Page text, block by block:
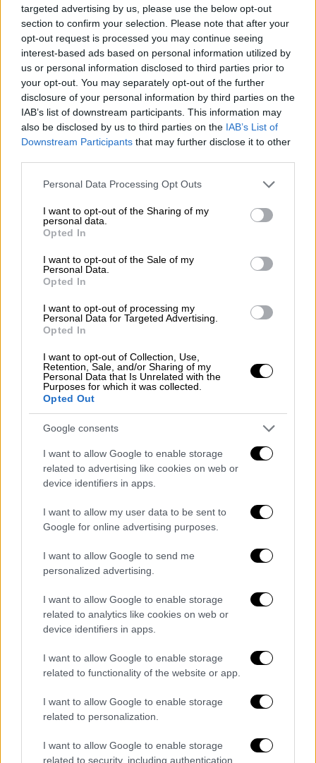
targeted advertising by us, please use the below opt-out
section to confirm your selection. Please note that after your
opt-out request is processed you may continue seeing
interest-based ads based on personal information utilized by
us or personal information disclosed to third parties prior to
your opt-out. You may separately opt-out of the further
disclosure of your personal information by third parties on the
IAB’s list of downstream participants. This information may
also be disclosed by us to third parties on the IAB’s List of
Downstream Participants that may further disclose it to other
Please note that this website/app uses one or more Google
not limited to your visit or usage behaviour. You may click to
grant or deny consent to Google and its third-party tags to
use your data for below specified purposes in below Google
consent section.
Personal Data Processing Opt Outs
I want to opt-out of the Sharing of my
personal data.
Opted In
I want to opt-out of the Sale of my
Personal Data.
Opted In
I want to opt-out of processing my
Personal Data for Targeted Advertising.
Opted In
I want to opt-out of Collection, Use,
Retention, Sale, and/or Sharing of my
Personal Data that Is Unrelated with the
Purposes for which it was collected.
Opted Out
Google consents
I want to allow Google to enable storage
related to advertising like cookies on web or
device identifiers in apps.
I want to allow my user data to be sent to
Google for online advertising purposes.
I want to allow Google to send me
personalized advertising.
I want to allow Google to enable storage
related to analytics like cookies on web or
device identifiers in apps.
I want to allow Google to enable storage
related to functionality of the website or app.
I want to allow Google to enable storage
related to personalization.
I want to allow Google to enable storage
related to security, including authentication
Σινεμά |14.06.2025 16:35
Athens Pride: Queer ταινίες και
σειρές που αξίζουν την προσοχή σας
Μια γυναίκα με σκοτεινό παρελθόν
διεισδύει σε μια εγκληματική οργάνωση με
σχεδιάστηκε. Οι ρόλοι μπερδεύονται, οι
πιστοί αποδεικνύονται προδότες και η ίδια
παγιδεύεται ανάμεσα σε δύο κόσμους —
γίνονται θανάσιμες, αναγκάζεται να διαλέξει
πλευρά: Θα παραμείνει πράκτορας ή θα
μετατραπεί σε κάτι άλλο;
Στα τέλη της δεκαετίας του ’90
αποστολή με υψηλό ρίσκο: να διεισδύσει
στην οργάνωση ΕΤΑ, υιοθετώντας την
ψεύτικη ταυτότητα της Αράντσα Μπεραδρέ.
Ως μόλις 20 ετών, καταφέρνει να
κοινότητα, παρουσιάζοντας τον εαυτό της
ως μέλος του Κινήματος Αντιρρησιών
Γίνεται η μοναδική γυναίκα που συγκατοικεί
κρίσιμες πληροφορίες. Καθώς η αποστολή
της προχωρά, εκείνη αντιμετωπίζει τον
κίνδυνο αποκάλυψης, ζώντας μια διπλή ζωή
γεμάτη φόβο και απομόνωση, ενώ έρχεται
αντιμέτωπη με τις συνέπειες των επιλογών